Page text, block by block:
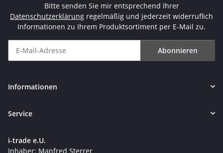
Bitte senden Sie mir entsprechend Ihrer
Datenschutzerklärung regelmäßig und jederzeit widerruflich
Informationen zu Ihrem Produktsortiment per E-Mail zu.
Abonnieren
Informationen
Service
i-trade e.U.
Inhaber: Manfred Sterrer